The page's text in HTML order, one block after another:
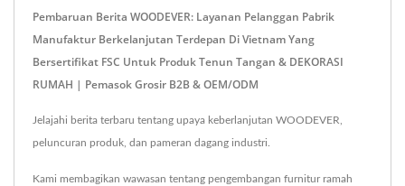
Pembaruan Berita WOODEVER: Layanan Pelanggan Pabrik
Manufaktur Berkelanjutan Terdepan Di Vietnam Yang
Bersertifikat FSC Untuk Produk Tenun Tangan & DEKORASI
RUMAH | Pemasok Grosir B2B & OEM/ODM
Jelajahi berita terbaru tentang upaya keberlanjutan WOODEVER,
peluncuran produk, dan pameran dagang industri.
Kami membagikan wawasan tentang pengembangan furnitur ramah